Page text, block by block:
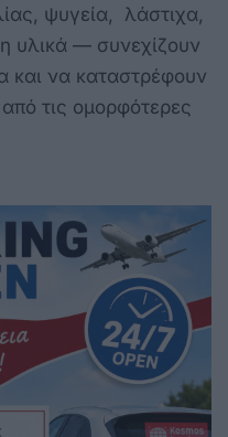
ψυγεία, λάστιχα,
υλικά — συνεχίζουν
και να καταστρέφουν
τις ομορφότερες